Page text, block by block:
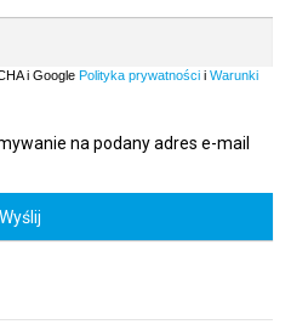
i Google Polityka prywatności i Warunki
na podany adres e-mail
Wyślij